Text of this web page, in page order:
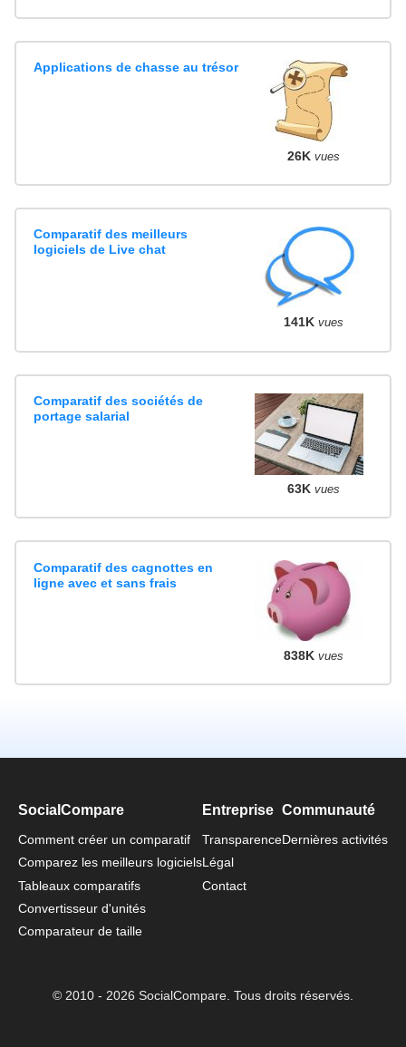
Applications de chasse au trésor
26K vues
Comparatif des meilleurs
logiciels de Live chat
141K vues
Comparatif des sociétés de
portage salarial
63K vues
Comparatif des cagnottes en
ligne avec et sans frais
838K vues
SocialCompare
Comment créer un comparatif
Comparez les meilleurs logiciels
Tableaux comparatifs
Convertisseur d'unités
Comparateur de taille
Entreprise
Transparence
Légal
Contact
Communauté
Dernières activités
© 2010 - 2026 SocialCompare. Tous droits réservés.